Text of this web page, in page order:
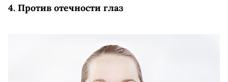
4. Против отечности глаз